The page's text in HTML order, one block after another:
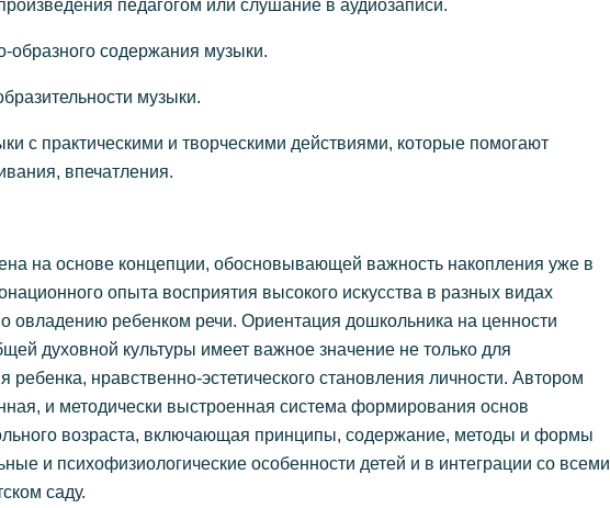
педагогом или слушание в аудиозаписи.
образного содержания музыки.
музыки.
с практическими и творческими действиями, которые помогают
впечатления.
на основе концепции, обосновывающей важность накопления уже в
опыта восприятия высокого искусства в разных видах
овладению ребенком речи. Ориентация дошкольника на ценности
духовной культуры имеет важное значение не только для
ребенка, нравственно-эстетического становления личности. Автором
и методически выстроенная система формирования основ
возраста, включающая принципы, содержание, методы и формы
и психофизиологические особенности детей и в интеграции со всеми
саду.